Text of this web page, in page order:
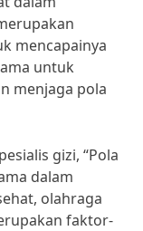
mencapainya
untuk
menjaga pola
gizi, “Pola
dalam
olahraga
faktor-